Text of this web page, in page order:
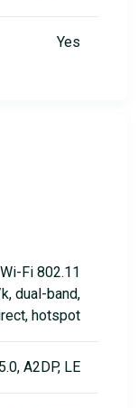
Yes
Wi-Fi 802.11
dual-band,
hotspot
5.0, A2DP, LE